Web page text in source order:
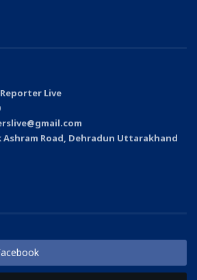
Live
Ashram Road, Dehradun Uttarakhand